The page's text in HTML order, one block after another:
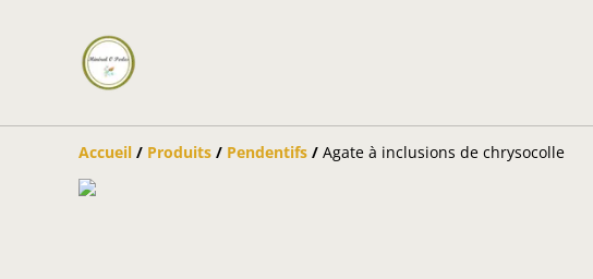
Accueil / Produits / Pendentifs / Agate à inclusions de chrysocolle